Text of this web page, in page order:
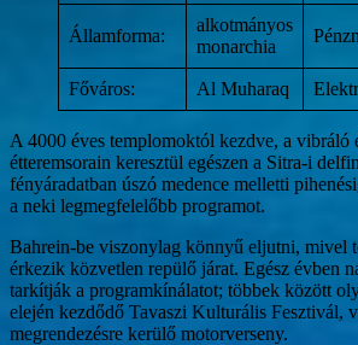
Államforma:
alkotmányos
monarchia
Főváros: Al Muharaq
A 4000 éves templomoktól kezdve, a vibráló
étteremsorain keresztül egészen a Sitra-i
fényáradatban úszó medence melletti
a neki legmegfelelőbb programot.
Bahrein-be viszonylag könnyű eljutni, mivel
érkezik közvetlen repülő járat. Egész évben
tarkítják a programkínálatot; többek között
elején kezdődő Tavaszi Kulturális Fesztivál,
megrendezésre kerülő motorverseny.